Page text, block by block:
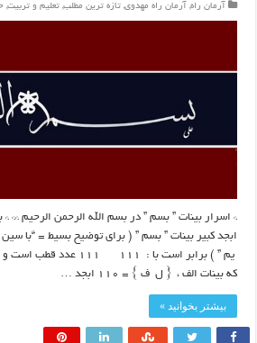
آرمان راه, آرمان راه مهدوی, تازه ترین مطلب, تعلیم و تربیت,
* اسرار بینات ” بسم ” در بسم الله الرحمن الرحیم ** *
ابجد کبیر بینات ” بسم ” ( برای توضیح بسیط = “با
یم ” ) برابر است با : 111
که بینات الف ، { ل ف } = ۱۱۰ ابجد …
بیشتر بخوانید »